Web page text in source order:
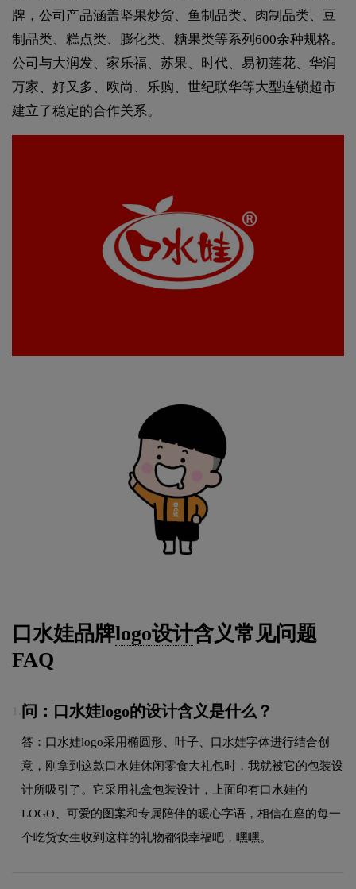
牌，公司产品涵盖坚果炒货、鱼制品类、肉制品类、豆
制品类、糕点类、膨化类、糖果类等系列600余种规格。
公司与大润发、家乐福、苏果、时代、易初莲花、华润
万家、好又多、欧尚、乐购、世纪联华等大型连锁超市
建立了稳定的合作关系。
口水娃品牌logo设计含义常见问题
FAQ
问：口水娃logo的设计含义是什么？
答：口水娃logo采用椭圆形、叶子、口水娃字体进行结合创
意，刚拿到这款口水娃休闲零食大礼包时，我就被它的包装设
计所吸引了。它采用礼盒包装设计，上面印有口水娃的
LOGO、可爱的图案和专属陪伴的暖心字语，相信在座的每一
个吃货女生收到这样的礼物都很幸福吧，嘿嘿。